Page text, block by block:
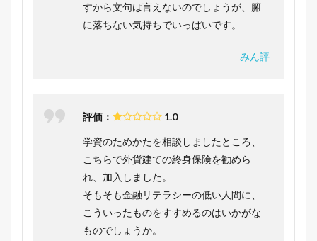
すから文句は言えないのでしょうが、腑
に落ちない気持ちでいっぱいです。
– みん評
評価： 1.0
学資のためかたを相談しましたところ、
こちらで外貨建ての終身保険を勧めら
れ、加入しました。
そもそも金融リテラシーの低い人間に、
こういったものをすすめるのはいかがな
ものでしょうか。